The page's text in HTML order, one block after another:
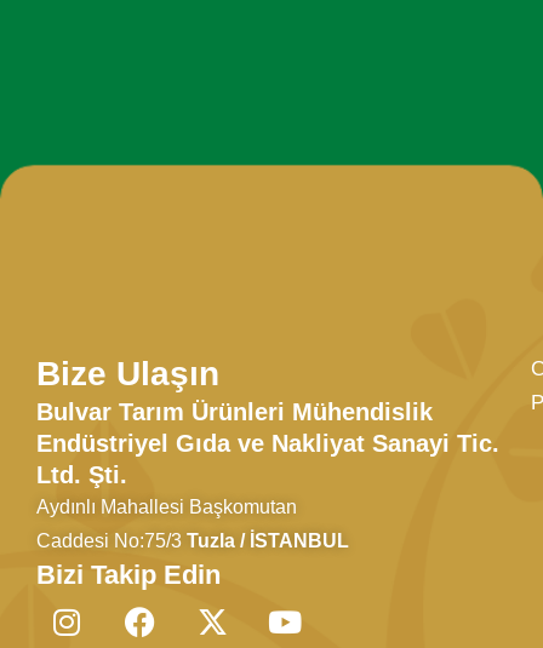
Bize Ulaşın
Bulvar Tarım Ürünleri Mühendislik
Endüstriyel Gıda ve Nakliyat Sanayi Tic.
Ltd. Şti.
Aydınlı Mahallesi Başkomutan
Caddesi No:75/3 Tuzla / İSTANBUL
Bizi Takip Edin
I
n
F
a
X
-
Y
o